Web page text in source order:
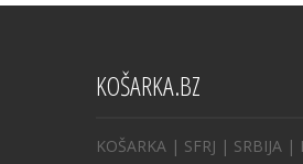
KOŠARKA.BZ
KOŠARKA | SFRJ | SRBIJA |